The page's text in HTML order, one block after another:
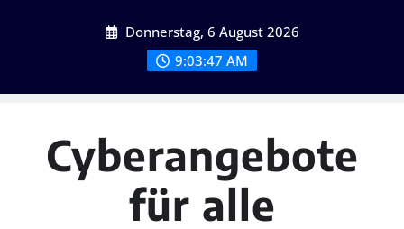
Donnerstag, 6 August 2026
9:03:48 AM
Cyberangebote
für alle